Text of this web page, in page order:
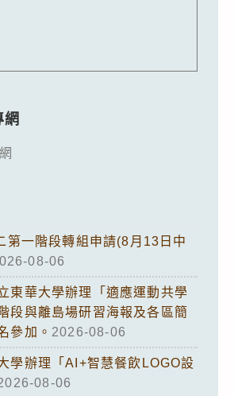
網
第一階段轉組申請(8月13日中
08-06
東華大學辦理「適應運動共學
段與離島場研習海報及各區簡
參加。 2026-08-06
學辦理「AI+智慧餐飲LOGO設
08-06